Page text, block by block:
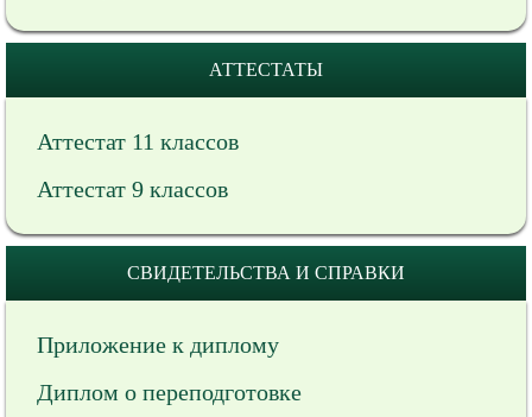
АТТЕСТАТЫ
Аттестат 11 классов
Аттестат 9 классов
СВИДЕТЕЛЬСТВА И СПРАВКИ
Приложение к диплому
Диплом о переподготовке